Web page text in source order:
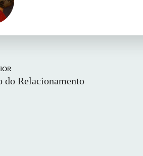
do Relacionamento